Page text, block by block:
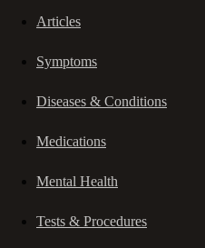
Articles
Symptoms
Diseases & Conditions
Medications
Mental Health
Tests & Procedures